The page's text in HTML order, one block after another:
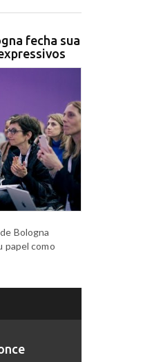
fecha sua
Bologna
papel como